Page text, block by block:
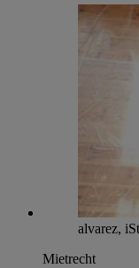
alvarez,
Mietrecht